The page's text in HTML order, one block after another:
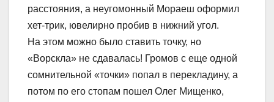
расстояния, а неугомонный Мораеш оформил
хет-трик, ювелирно пробив в нижний угол.
На этом можно было ставить точку, но
«Ворскла» не сдавалась! Громов с еще одной
сомнительной «точки» попал в перекладину, а
потом по его стопам пошел Олег Мищенко,